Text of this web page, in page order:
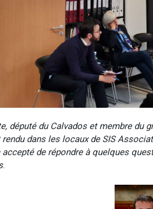
député du Calvados et membre du
rendu dans les locaux de SIS
de répondre à quelques
.